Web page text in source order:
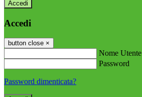
Accedi
Accedi
button close ×
Nome Utente
Password
Password dimenticata?